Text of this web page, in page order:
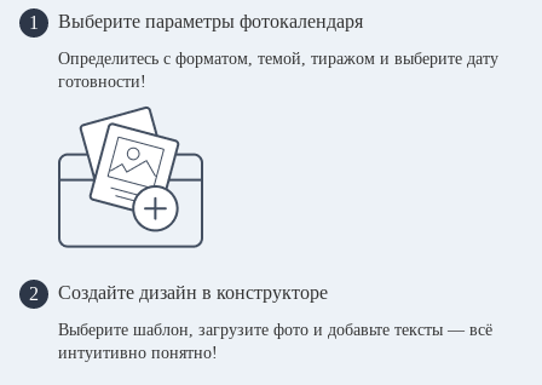
1 Выберите параметры фотокалендаря
Определитесь с форматом, темой, тиражом и выберите дату
готовности!
2 Создайте дизайн в конструкторе
Выберите шаблон, загрузите фото и добавьте тексты — всё
интуитивно понятно!